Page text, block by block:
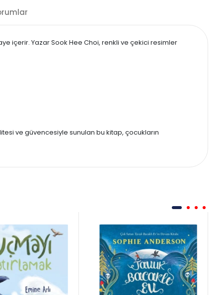
içerir. Yazar Sook Hee Choi, renkli ve çekici resimler
ve güvencesiyle sunulan bu kitap, çocukların